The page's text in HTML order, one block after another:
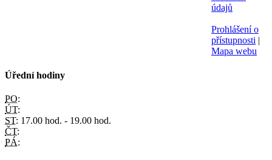
údajů
Prohlášení o
přístupnosti |
Mapa webu
Úřední hodiny
PO:
ÚT:
ST: 17.00 hod. - 19.00 hod.
ČT:
PÁ: